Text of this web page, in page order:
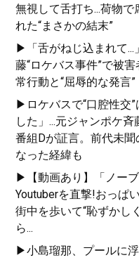
無視して舌打ち...荷物
れた“まさかの結末”
▶「舌がねじ込まれて...
藤“ロケバス事件”で被
常行動と“屈辱的な発言”
▶ロケバスで“口腔性交
した」...元ジャンポケ
番組Dが証言。前代未聞
なった経緯も
▶【動画あり】「ノー
Youtuberを直撃!おっぱ
街中を歩いて“恥ずかし
ら...
▶小島瑠那、プールに